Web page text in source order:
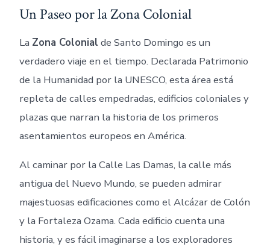
Un Paseo por la Zona Colonial
La Zona Colonial de Santo Domingo es un
verdadero viaje en el tiempo. Declarada Patrimonio
de la Humanidad por la UNESCO, esta área está
repleta de calles empedradas, edificios coloniales y
plazas que narran la historia de los primeros
asentamientos europeos en América.
Al caminar por la Calle Las Damas, la calle más
antigua del Nuevo Mundo, se pueden admirar
majestuosas edificaciones como el Alcázar de Colón
y la Fortaleza Ozama. Cada edificio cuenta una
historia, y es fácil imaginarse a los exploradores